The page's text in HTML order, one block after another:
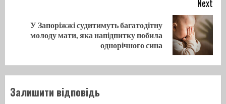
Next
У Запоріжжі судитимуть багатодітну
молоду мати, яка напідпитку побила
однорічного сина
Залишити відповідь